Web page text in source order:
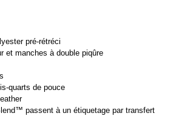
pré-rétréci
et manches à double piqûre
quarts de pouce
passent à un étiquetage par transfert